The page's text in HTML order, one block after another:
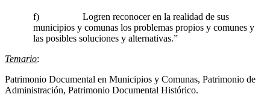
f) Logren reconocer en la realidad de sus
municipios y comunas los problemas propios y comunes y
las posibles soluciones y alternativas.”
Temario:
Patrimonio Documental en Municipios y Comunas, Patrimonio de
Administración, Patrimonio Documental Histórico.